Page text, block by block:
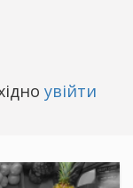
увійти